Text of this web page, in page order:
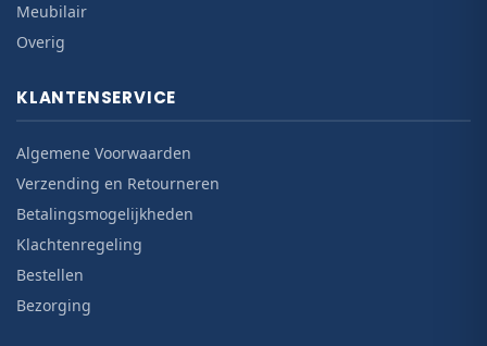
Meubilair
Overig
KLANTENSERVICE
Algemene Voorwaarden
Verzending en Retourneren
Betalingsmogelijkheden
Klachtenregeling
Bestellen
Bezorging